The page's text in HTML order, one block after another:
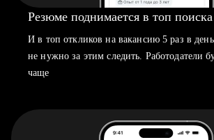
Резюме поднимается в топ поиска
И в топ откликов на вакансию 5 раз в
не нужно за этим следить. Работодатели
чаще